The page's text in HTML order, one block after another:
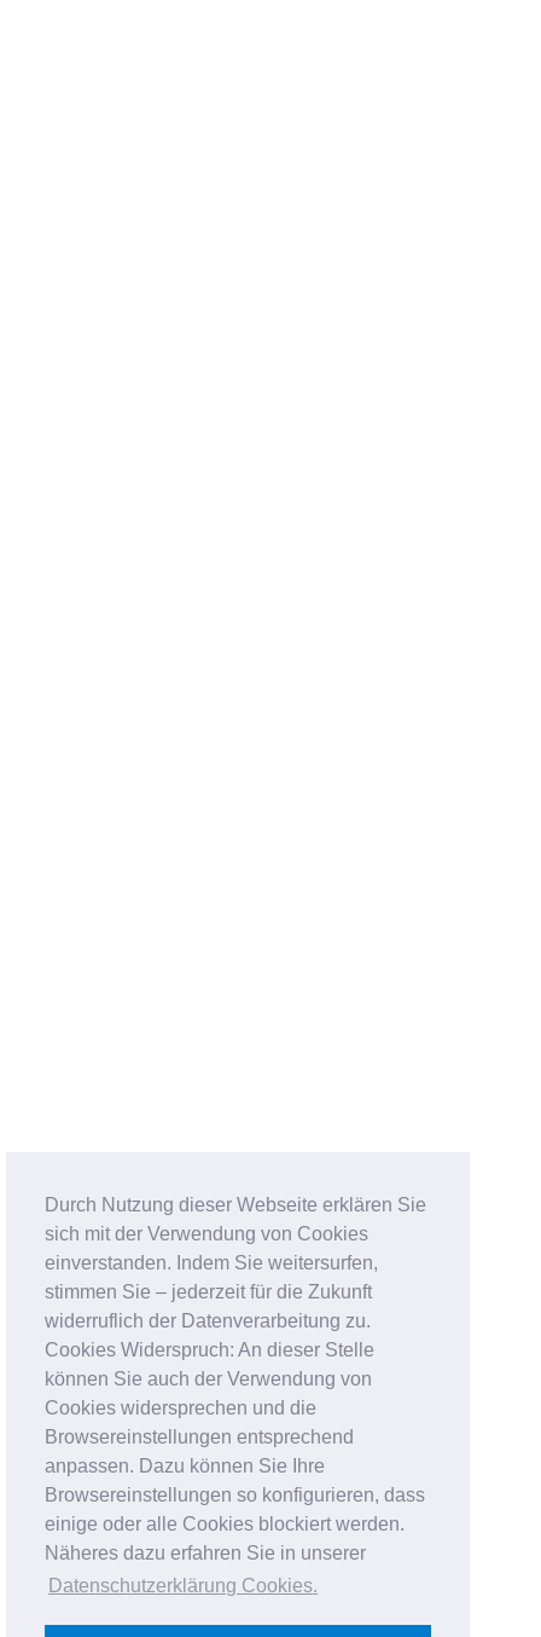
Durch Nutzung dieser Webseite erklären Sie
sich mit der Verwendung von Cookies
einverstanden. Indem Sie weitersurfen,
stimmen Sie – jederzeit für die Zukunft
widerruflich der Datenverarbeitung zu.
Cookies Widerspruch: An dieser Stelle
können Sie auch der Verwendung von
Cookies widersprechen und die
Browsereinstellungen entsprechend
anpassen. Dazu können Sie Ihre
Browsereinstellungen so konfigurieren, dass
einige oder alle Cookies blockiert werden.
Näheres dazu erfahren Sie in unserer
Datenschutzerklärung Cookies.